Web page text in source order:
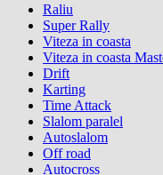
Raliu
Super Rally
Viteza in coasta
Viteza in coasta
Drift
Karting
Time Attack
Slalom paralel
Autoslalom
Off road
Autocross